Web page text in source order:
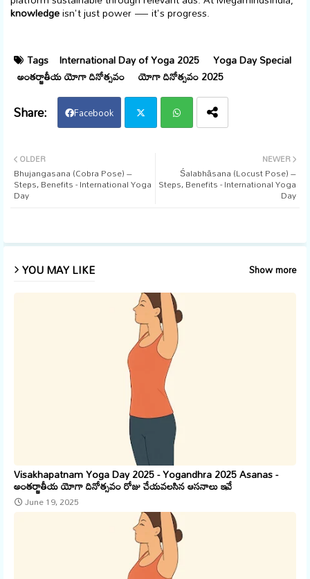
knowledgeisn't just power — it's progress.
Tags International Day of Yoga 2025
Yoga Day Special
అంతర్జాతీయ యోగా దినోత్సవం
యోగా దినోత్సవం 2025
Facebook
ats
NEWER
Śalabhāsana (Locust Pose) –
Steps, Benefits - International Yoga
Day
OLDER
Bhujangasana (Cobra Pose) –
Steps, Benefits - International Yoga
Day
YOU MAY LIKE Show more
Visakhapatnam Yoga Day 2025 - Yogandhra 2025 Asanas -
అంతర్జాతీయ యోగా దినోత్సవం రోజు చేయవలసిన ఆసనాలు ఇవే
June 19, 2025